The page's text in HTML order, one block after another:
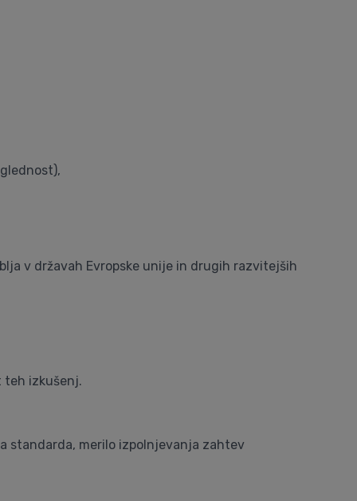
v državah Evropske unije in drugih razvitejših
teh izkušenj.
standarda, merilo izpolnjevanja zahtev